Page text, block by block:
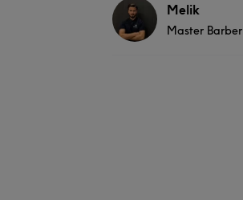
Melik
Master Barber